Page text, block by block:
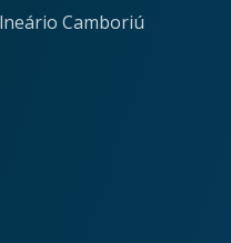
Camboriú